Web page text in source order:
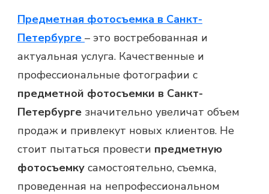
Предметная фотосъемка в Санкт-
Петербурге – это востребованная и
актуальная услуга. Качественные и
профессиональные фотографии с
предметной фотосъемки в Санкт-
Петербурге значительно увеличат объем
продаж и привлекут новых клиентов. Не
стоит пытаться провести предметную
фотосъемку самостоятельно, съемка,
проведенная на непрофессиональном